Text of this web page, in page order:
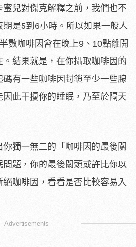
蜜兒對傑克解釋之前，我們也不
是5到6小時。所以如果一般人
數咖啡因會在晚上9、10點離開
。結果就是，在你攝取咖啡因的
有一些咖啡因封鎖至少一些腺
此干擾你的睡眠，乃至於隔天
獨一無二的「咖啡因的最後關
題，你的最後關頭或許比你以
咖啡因，看看是否比較容易入
Advertisements